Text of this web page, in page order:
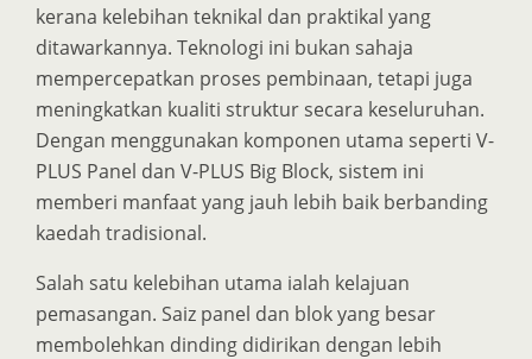
kerana kelebihan teknikal dan praktikal yang
ditawarkannya. Teknologi ini bukan sahaja
mempercepatkan proses pembinaan, tetapi juga
meningkatkan kualiti struktur secara keseluruhan.
Dengan menggunakan komponen utama seperti V-
PLUS Panel dan V-PLUS Big Block, sistem ini
memberi manfaat yang jauh lebih baik berbanding
kaedah tradisional.
Salah satu kelebihan utama ialah kelajuan
pemasangan. Saiz panel dan blok yang besar
membolehkan dinding didirikan dengan lebih